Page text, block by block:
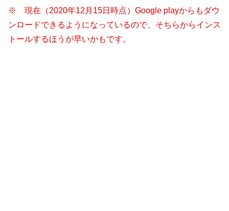
※ 現在（2020年12月15日時点）Google playからもダウ
ンロードできるようになっているので、そちらからインス
トールするほうが早いかもです。